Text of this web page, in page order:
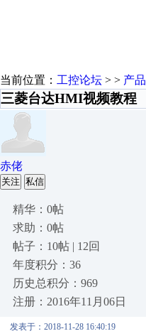
当前位置： 工控论坛 > > 产品
三菱台达HMI视频教程
赤佬
关注 私信
精华：0帖
求助：0帖
帖子：10帖 | 12回
年度积分：36
历史总积分：969
注册：2016年11月06日
发表于：2018-11-28 16:40:19